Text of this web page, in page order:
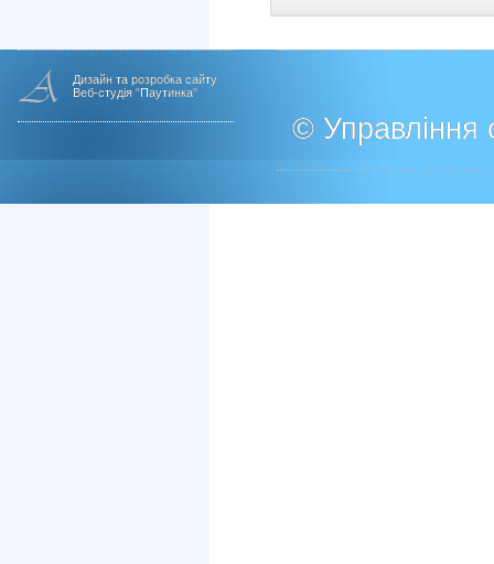
Дизайн та розробка сайту
Веб-студія "Паутинка"
© Управління